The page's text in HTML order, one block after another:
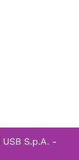
USB S.p.A. -